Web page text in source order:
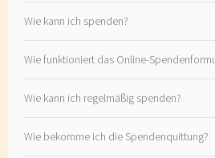
Wie kann ich spenden?
Wie funktioniert das Online-
Wie kann ich regelmäßig spenden?
Wie bekomme ich die Spendenquittung?